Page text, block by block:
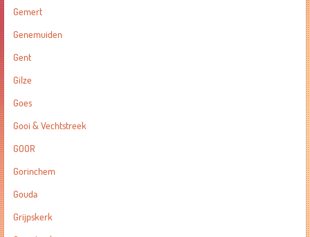
Gemert
Genemuiden
Gent
Gilze
Goes
Gooi & Vechtstreek
GOOR
Gorinchem
Gouda
Grijpskerk